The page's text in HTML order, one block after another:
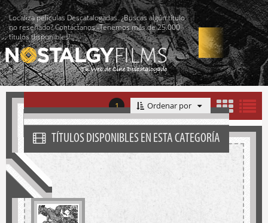
Localiza películas Descatalogadas. ¿Buscas algún título
no reseñado? Contáctanos -Tenemos más de 25.000
títulos disponibles!
1 Ordenar por
TÍTULOS DISPONIBLES EN ESTA CATEGORÍA